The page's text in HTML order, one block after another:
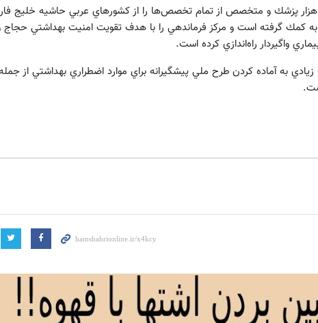
خوجه گفت: عربستان، 11 هزار پزشك و متخصص از تمام تخصص‌ها را از كشورهاي عربي حاشيه
به كمك گرفته است و مركز فرماندهي را با هدف تقويت امنيت بهداشتي
واگيردار راه‌اندازي كرده است.
به آماده كردن طرح ملي پيشگيرانه براي موارد اضطراري بهداشتي از جمله